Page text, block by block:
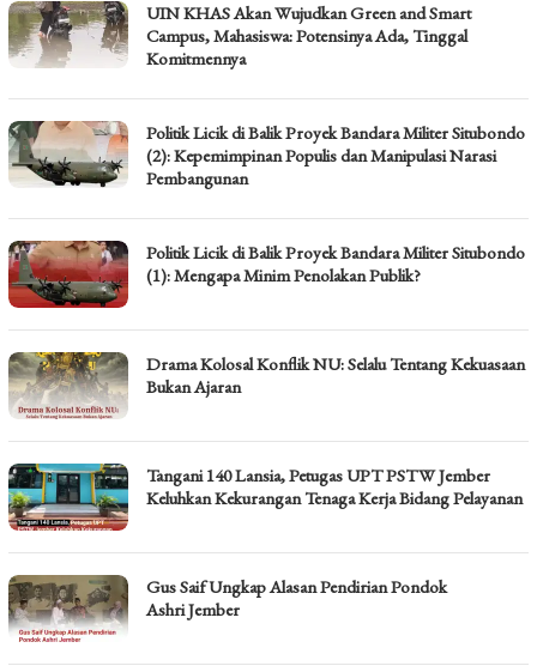
UIN KHAS Akan Wujudkan Green and Smart
Campus, Mahasiswa: Potensinya Ada, Tinggal
Komitmennya
Politik Licik di Balik Proyek Bandara Militer Situbondo
(2): Kepemimpinan Populis dan Manipulasi Narasi
Pembangunan
Politik Licik di Balik Proyek Bandara Militer Situbondo
(1): Mengapa Minim Penolakan Publik?
Drama Kolosal Konflik NU: Selalu Tentang Kekuasaan
Bukan Ajaran
Tangani 140 Lansia, Petugas UPT PSTW Jember
Keluhkan Kekurangan Tenaga Kerja Bidang Pelayanan
Gus Saif Ungkap Alasan Pendirian Pondok
Ashri Jember